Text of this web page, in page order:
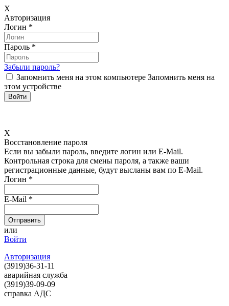
X
Авторизация
Логин *
Пароль *
Забыли пароль?
Запомнить меня на этом компьютере Запомнить меня на
этом устройстве
X
Восстановление пароля
Если вы забыли пароль, введите логин или E-Mail.
Контрольная строка для смены пароля, а также ваши
регистрационные данные, будут высланы вам по E-Mail.
Логин *
E-Mail *
или
Войти
Авторизация
(3919)36-31-11
аварийная служба
(3919)39-09-09
справка АДС